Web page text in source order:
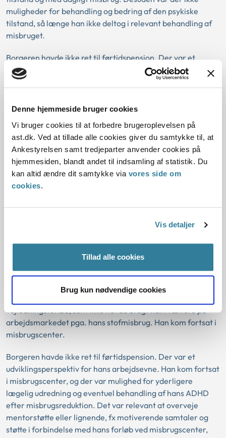
Denne hjemmeside bruger cookies
Vi bruger cookies til at forbedre brugeroplevelsen på
ast.dk. Ved at tillade alle cookies giver du samtykke til, at
Ankestyrelsen samt tredjeparter anvender cookies på
hjemmesiden, blandt andet til indsamling af statistik. Du
kan altid ændre dit samtykke via vores side om
cookies.
Vis detaljer
Tillad alle cookies
Brug kun nødvendige cookies
muligheder for behandling og bedring af den psykiske
tilstand, så længe han ikke deltog i relevant behandling af
misbruget.
Borgeren havde ikke ret til førtidspension. Der var et
udviklingsperspektiv for hans arbejdsevne. Der var behov
for yderligere undersøgelse af, om der var
borgeren ikke ønskede misbrugsbehandling. Kommunen
relevant misbrugsbehandling, herunder om der var tale om
lægebehandling i snæver forstand, som han kunne afvise.
Hvis der var mulighed for anden behandling af hans
misbrug, var der efterfølgende også behov for afklaring og
udvikling af hans arbejdsevne, eventuelt i et
ressourceforløb.
og havde et langvarigt stofmisbrug. Han overvejede
misbrugsreduktion i ambulant behandling skulle
undersøges, inden afprøvning af medicin for ADHD. Han
havde været igennem mange forskellige tilbud i kommunalt
vejledningsforløb, som ikke havde bragt ham tættere på
arbejdsmarkedet pga. hans stofmisbrug. Han kom fortsat i
misbrugscenter.
Borgeren havde ikke ret til førtidspension. Der var et
udviklingsperspektiv for hans arbejdsevne. Han kom fortsat
i misbrugscenter, og der var mulighed for yderligere
lægelig udredning og eventuel behandling af hans ADHD
efter misbrugsreduktion. Det var relevant at overveje
mentorstøtte eller lignende, fx motiverende samtaler og
støtte i forbindelse med hans forløb ved misbrugscenter,